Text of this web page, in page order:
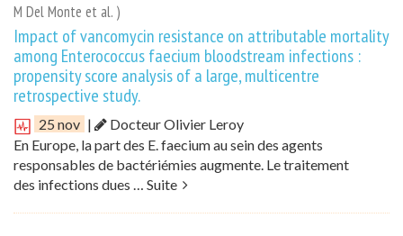
M Del Monte et al. )
Impact of vancomycin resistance on attributable mortality
among Enterococcus faecium bloodstream infections :
propensity score analysis of a large, multicentre
retrospective study.
25 nov |
Docteur Olivier Leroy
En Europe, la part des E. faecium au sein des agents
responsables de bactériémies augmente. Le traitement
des infections dues … Suite